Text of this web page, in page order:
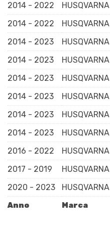
Anno Marca
2014 - 2022
HUSQVARNA
2014 - 2022
HUSQVARNA
2014 - 2023
HUSQVARNA
2014 - 2023
HUSQVARNA
2014 - 2023
HUSQVARNA
2014 - 2023
HUSQVARNA
2014 - 2023
HUSQVARNA
2014 - 2023
HUSQVARNA
2016 - 2022
HUSQVARNA
2017 - 2019
HUSQVARNA
2020 - 2023
HUSQVARNA